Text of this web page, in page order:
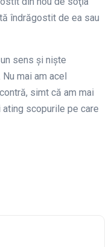
îndrăgostit de ea sau
sens şi nişte
mai am acel
simt că am mai
scopurile pe care